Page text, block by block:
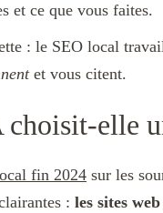
et ce que vous faites.
: le SEO local
et vous citent.
elle
fin 2024 sur les
: les sites